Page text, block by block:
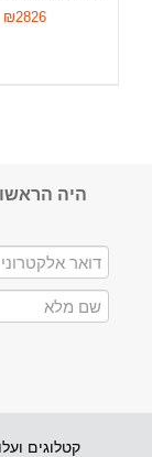
₪2826
היה
קטלוגים